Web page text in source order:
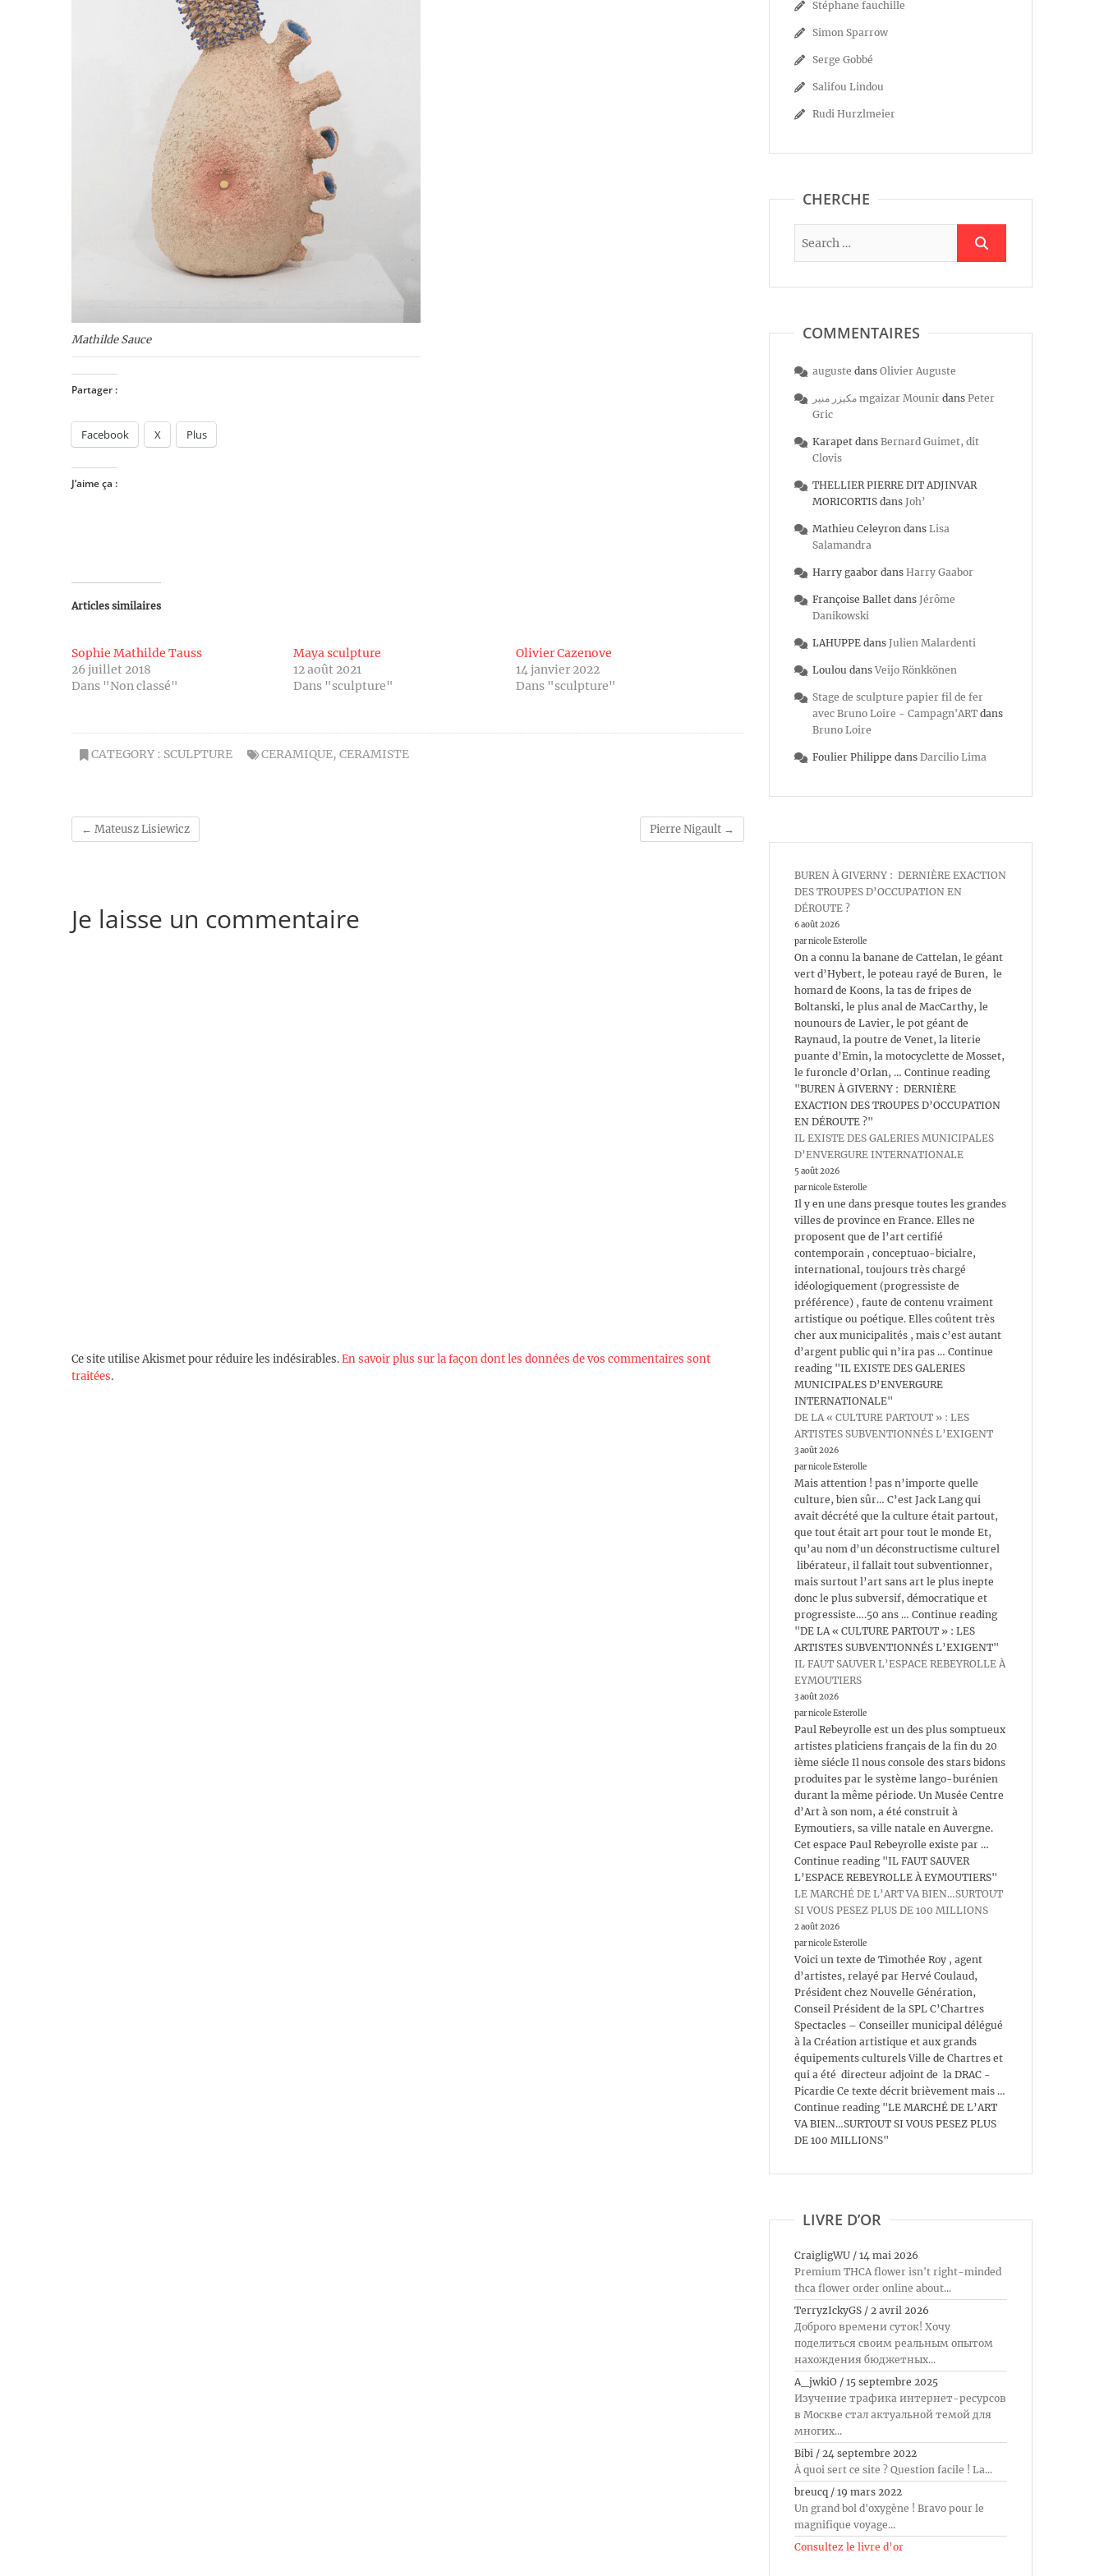
Mathilde Sauce
Partager :
Facebook X Plus
J’aime ça :
Articles similaires
Sophie Mathilde Tauss
26 juillet 2018
Dans "Non classé"
Maya sculpture
12 août 2021
Dans "sculpture"
Olivier Cazenove
14 janvier 2022
Dans "sculpture"
CATEGORY : SCULPTURE CERAMIQUE, CERAMISTE
← Mateusz Lisiewicz Pierre Nigault →
Je laisse un commentaire
Ce site utilise Akismet pour réduire les indésirables.En savoir plus sur la façon dont les données de vos commentaires sont
traitées.
Stéphane fauchille
Simon Sparrow
Serge Gobbé
Salifou Lindou
Rudi Hurzlmeier
CHERCHE
COMMENTAIRES
auguste dans Olivier Auguste
مكيزر منير mgaizar Mounir dans Peter
Gric
Karapet dans Bernard Guimet, dit
Clovis
THELLIER PIERRE DIT ADJINVAR
MORICORTIS dans Joh’
Mathieu Celeyron dans Lisa
Salamandra
Harry gaabor dans Harry Gaabor
Françoise Ballet dans Jérôme
Danikowski
LAHUPPE dans Julien Malardenti
Loulou dans Veijo Rönkkönen
Stage de sculpture papier fil de fer
avec Bruno Loire - Campagn'ART dans
Bruno Loire
Foulier Philippe dans Darcilio Lima
BUREN À GIVERNY : DERNIÈRE EXACTION
DES TROUPES D’OCCUPATION EN
DÉROUTE ?
6 août 2026
par nicole Esterolle
On a connu la banane de Cattelan, le géant
vert d’Hybert, le poteau rayé de Buren, le
homard de Koons, la tas de fripes de
Boltanski, le plus anal de MacCarthy, le
nounours de Lavier, le pot géant de
Raynaud, la poutre de Venet, la literie
puante d’Emin, la motocyclette de Mosset,
le furoncle d’Orlan, … Continue reading
"BUREN À GIVERNY : DERNIÈRE
EXACTION DES TROUPES D’OCCUPATION
EN DÉROUTE ?"
IL EXISTE DES GALERIES MUNICIPALES
D’ENVERGURE INTERNATIONALE
5 août 2026
par nicole Esterolle
Il y en une dans presque toutes les grandes
villes de province en France. Elles ne
proposent que de l’art certifié
contemporain , conceptuao-bicialre,
international, toujours très chargé
idéologiquement (progressiste de
préférence) , faute de contenu vraiment
artistique ou poétique. Elles coûtent très
cher aux municipalités , mais c’est autant
d’argent public qui n’ira pas … Continue
reading "IL EXISTE DES GALERIES
MUNICIPALES D’ENVERGURE
INTERNATIONALE"
DE LA « CULTURE PARTOUT » : LES
ARTISTES SUBVENTIONNÉS L’EXIGENT
3 août 2026
par nicole Esterolle
Mais attention ! pas n’importe quelle
culture, bien sûr… C’est Jack Lang qui
avait décrété que la culture était partout,
que tout était art pour tout le monde Et,
qu’au nom d’un déconstructisme culturel
libérateur, il fallait tout subventionner,
mais surtout l’art sans art le plus inepte
donc le plus subversif, démocratique et
progressiste….50 ans … Continue reading
"DE LA « CULTURE PARTOUT » : LES
ARTISTES SUBVENTIONNÉS L’EXIGENT"
IL FAUT SAUVER L’ESPACE REBEYROLLE À
EYMOUTIERS
3 août 2026
par nicole Esterolle
Paul Rebeyrolle est un des plus somptueux
artistes platiciens français de la fin du 20
ième siécle Il nous console des stars bidons
produites par le système lango-burénien
durant la même période. Un Musée Centre
d’Art à son nom, a été construit à
Eymoutiers, sa ville natale en Auvergne.
Cet espace Paul Rebeyrolle existe par …
Continue reading "IL FAUT SAUVER
L’ESPACE REBEYROLLE À EYMOUTIERS"
LE MARCHÉ DE L’ART VA BIEN…SURTOUT
SI VOUS PESEZ PLUS DE 100 MILLIONS
2 août 2026
par nicole Esterolle
Voici un texte de Timothée Roy , agent
d’artistes, relayé par Hervé Coulaud,
Président chez Nouvelle Génération,
Conseil Président de la SPL C’Chartres
Spectacles – Conseiller municipal délégué
à la Création artistique et aux grands
équipements culturels Ville de Chartres et
qui a été directeur adjoint de la DRAC -
Picardie Ce texte décrit brièvement mais …
Continue reading "LE MARCHÉ DE L’ART
VA BIEN…SURTOUT SI VOUS PESEZ PLUS
DE 100 MILLIONS"
LIVRE D’OR
CraigligWU / 14 mai 2026
Premium THCA flower isn't right-minded
thca flower order online about...
TerryzIckyGS / 2 avril 2026
Доброго времени суток! Хочу
поделиться своим реальным опытом
нахождения бюджетных...
A_jwkiO / 15 septembre 2025
Изучение трафика интернет-ресурсов
в Москве стал актуальной темой для
многих...
Bibi / 24 septembre 2022
À quoi sert ce site ? Question facile ! La...
breucq / 19 mars 2022
Un grand bol d'oxygène ! Bravo pour le
magnifique voyage...
Consultez le livre d’or